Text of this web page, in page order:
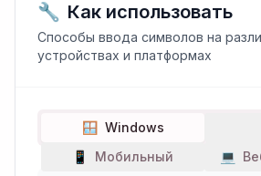
🔧 Как использовать
Способы ввода символов на
устройствах и платформах
🪟 Windows
📱
Мобильный 💻